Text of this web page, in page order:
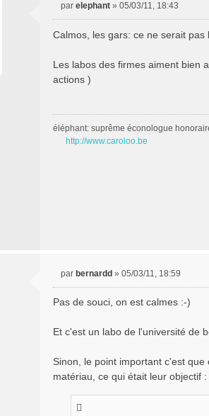
s
a
g
o
n
par elephant » 05/03/11, 18:43
Calmos, les gars: ce ne serait
Les labos des firmes aiment bien
actions )
éléphant: suprême éconologue
http://www.caroloo.be
s
a
e
par bernardd » 05/03/11, 18:59
Pas de souci, on est calmes :-)
Et c'est un labo de l'université de
Sinon, le point important c'est
matériau, ce qui était leur objectif :